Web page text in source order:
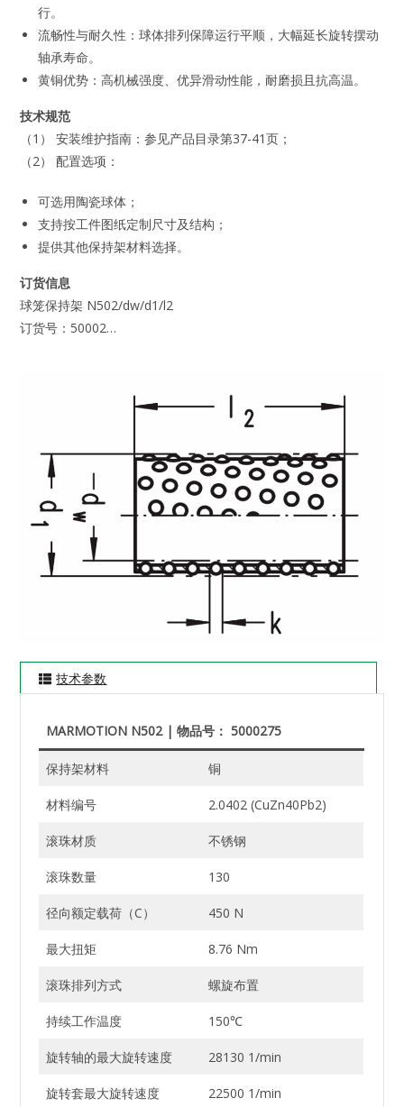
行。
流畅性与耐久性：球体排列保障运行平顺，大幅延长旋转摆动
轴承寿命。
黄铜优势：高机械强度、优异滑动性能，耐磨损且抗高温。
技术规范
（1） 安装维护指南：参见产品目录第37-41页；
（2） 配置选项：
可选用陶瓷球体；
支持按工件图纸定制尺寸及结构；
提供其他保持架材料选择。
订货信息
球笼保持架 N502/dw/d1/l2
订货号：50002…
技术参数
MARMOTION N502 | 物品号： 5000275
保持架材料 铜
材料编号 2.0402 (CuZn40Pb2)
滚珠材质 不锈钢
滚珠数量 130
径向额定载荷（C） 450 N
最大扭矩 8.76 Nm
滚珠排列方式 螺旋布置
持续工作温度 150℃
旋转轴的最大旋转速度 28130 1/min
旋转套最大旋转速度 22500 1/min